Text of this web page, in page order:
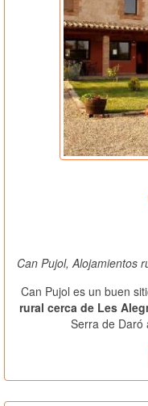
Can Pujol, Alojamientos
Can Pujol es un buen
rural cerca de Les
Serra de Daró